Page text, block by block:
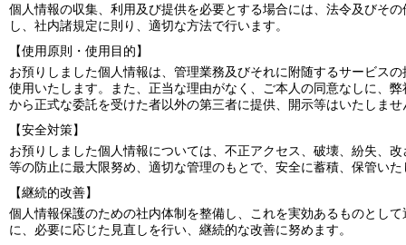
個人情報の収集、利用及び提供を必要とする場合には、法令及びそ
し、社内諸規定に則り、適切な方法で行います。
【使用原則・使用目的】
お預りしました個人情報は、管理業務及びそれに附随するサービス
使用いたします。また、正当な理由がなく、ご本人の同意なしに、
から正式な委託を受けた者以外の第三者に提供、開示等はいたしませ
【安全対策】
お預りしました個人情報については、不正アクセス、破壊、紛失、
等の防止に最大限努め、適切な管理のもとで、安全に蓄積、保管いた
【継続的改善】
個人情報保護のための社内体制を整備し、これを実効あるものとし
に、必要に応じた見直しを行い、継続的な改善に努めます。